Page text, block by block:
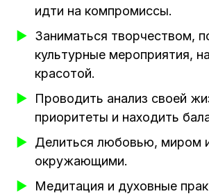
идти на компромиссы.
Заниматься творчеством,
культурные мероприятия,
красотой.
Проводить анализ своей
приоритеты и находить
Делиться любовью, миром
окружающими.
Медитация и духовные